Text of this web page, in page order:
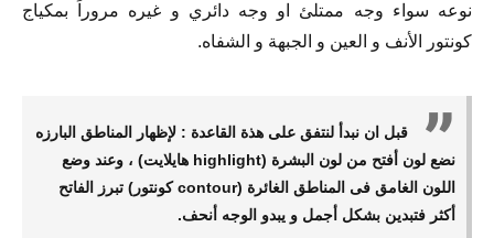
نوعه سواء وجه ممتلئ او وجه دائري و غيره مروراً بمكياج
كونتور الأنف و العين و الجبهة و الشفاه.
قبل ان نبدأ لنتفق على هذة القاعدة : لإظهار المناطق البارزه
نضع لون أفتح من لون البشرة (highlight هايلايت) ، وعند وضع
اللون الغامق فى المناطق الغائرة (contour كونتور) تبرز الفاتح
أكثر فتبدين بشكل أجمل و يبدو الوجه أنحف.